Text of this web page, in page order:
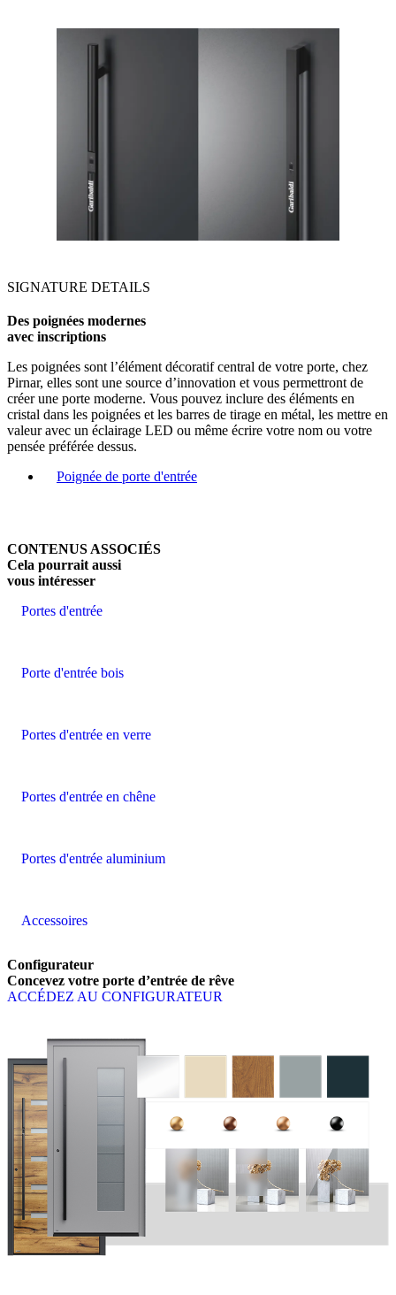
SIGNATURE DETAILS
Des poignées modernes
avec inscriptions
Les poignées sont l’élément décoratif central de votre porte, chez
Pirnar, elles sont une source d’innovation et vous permettront de
créer une porte moderne. Vous pouvez inclure des éléments en
cristal dans les poignées et les barres de tirage en métal, les mettre en
valeur avec un éclairage LED ou même écrire votre nom ou votre
pensée préférée dessus.
Poignée de porte d'entrée
CONTENUS ASSOCIÉS
Cela pourrait aussi
vous intéresser
Portes d'entrée
Porte d'entrée bois
Portes d'entrée en verre
Portes d'entrée en chêne
Portes d'entrée aluminium
Accessoires
Configurateur
Concevez votre porte d’entrée de rêve
ACCÉDEZ AU CONFIGURATEUR